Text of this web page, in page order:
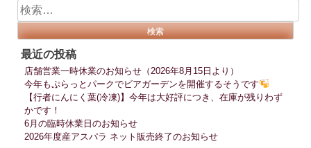
検
索:
最近の投稿
店舗営業一時休業のお知らせ（2026年8月15日より）
今年もぷらっとパークでビアガーデンを開催するそうです
【行者にんにく葉(冷凍)】今年は大好評につき、在庫が残りわず
かです！
6月の臨時休業日のお知らせ
2026年度産アスパラ ネット販売終了のお知らせ